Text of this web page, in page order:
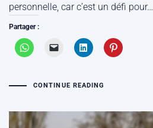
personnelle, car c’est un défi pour…
Partager :
CONTINUE READING